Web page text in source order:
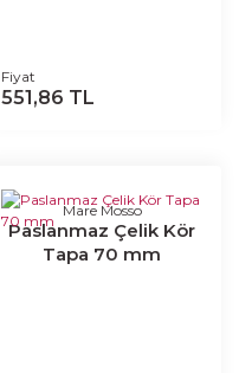
Fiyat
551,86 TL
Mare Mosso
Paslanmaz Çelik Kör
Tapa 70 mm